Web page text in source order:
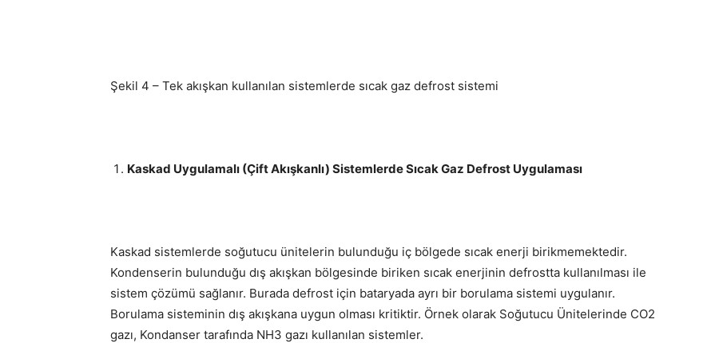
Şekil 4 – Tek akışkan kullanılan sistemlerde sıcak gaz defrost sistemi
Kaskad Uygulamalı (Çift Akışkanlı) Sistemlerde Sıcak Gaz Defrost Uygulaması
Kaskad sistemlerde soğutucu ünitelerin bulunduğu iç bölgede sıcak enerji birikmemektedir.
Kondenserin bulunduğu dış akışkan bölgesinde biriken sıcak enerjinin defrostta kullanılması ile
sistem çözümü sağlanır. Burada defrost için bataryada ayrı bir borulama sistemi uygulanır.
Borulama sisteminin dış akışkana uygun olması kritiktir. Örnek olarak Soğutucu Ünitelerinde CO2
gazı, Kondanser tarafında NH3 gazı kullanılan sistemler.